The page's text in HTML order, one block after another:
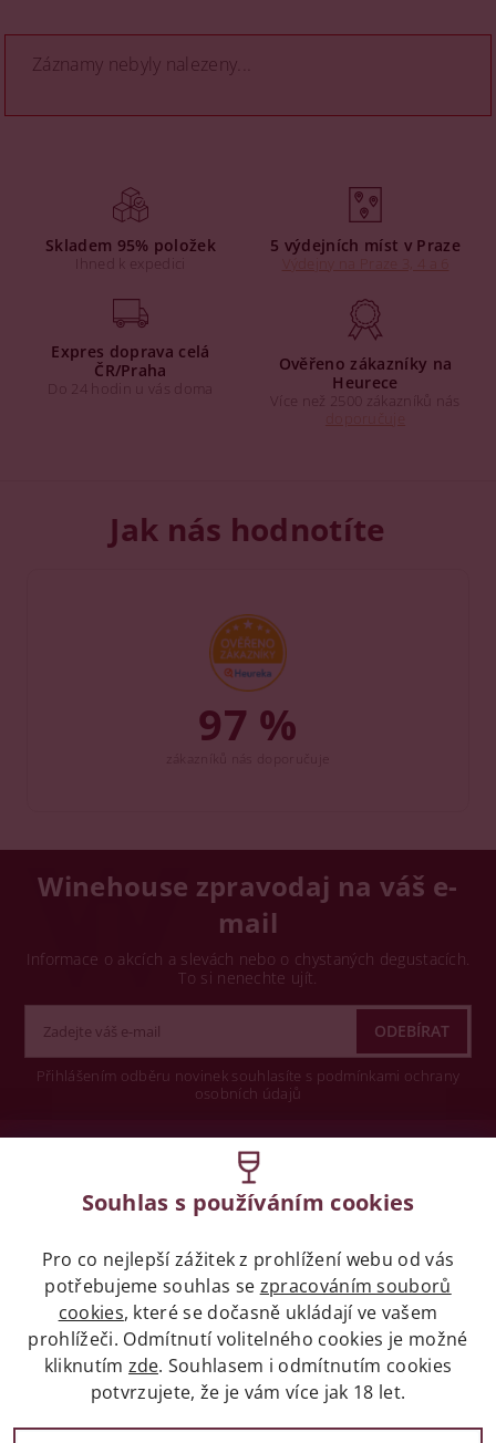
Záznamy nebyly nalezeny...
Skladem 95% položek
Ihned k expedici
5 výdejních míst v Praze
Expres doprava celá
ČR/Praha
Do 24 hodin u vás doma
Ověřeno zákazníky na
Heurece
Více než 2500 zákazníků nás
Jak nás hodnotíte
97 %
Winehouse zpravodaj na váš e-
mail
Informace o akcích a slevách nebo o chystaných degustacích.
To si nenechte ujít.
Přihlášením odběru novinek souhlasíte s podmínkami ochrany
osobních údajů
Legislativa
Zákaz prodeje alkoholických nápojů osobám
mladších 18 let.
Naše služby
Souhlas s používáním cookies
Pro co nejlepší zážitek z prohlížení webu od vás
potřebujeme souhlas se zpracováním souborů
cookies, které se dočasně ukládají ve vašem
prohlížeči. Odmítnutí volitelného cookies je možné
kliknutím zde. Souhlasem i odmítnutím cookies
potvrzujete, že je vám více jak 18 let.